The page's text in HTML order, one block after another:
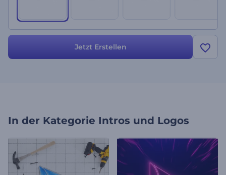
Jetzt Erstellen
In der Kategorie Intros und Logos